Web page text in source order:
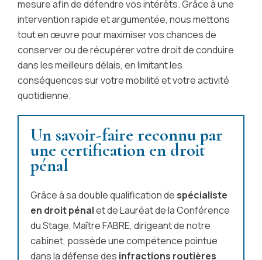
mesure afin de défendre vos intérêts. Grâce à une
intervention rapide et argumentée, nous mettons
tout en œuvre pour maximiser vos chances de
conserver ou de récupérer votre droit de conduire
dans les meilleurs délais, en limitant les
conséquences sur votre mobilité et votre activité
quotidienne.
Un savoir-faire reconnu par
une certification en droit
pénal
Grâce à sa double qualification de spécialiste
en droit pénalet de Lauréat de la Conférence
du Stage, Maître FABRE, dirigeant de notre
cabinet, possède une compétence pointue
dans la défense des infractions routières